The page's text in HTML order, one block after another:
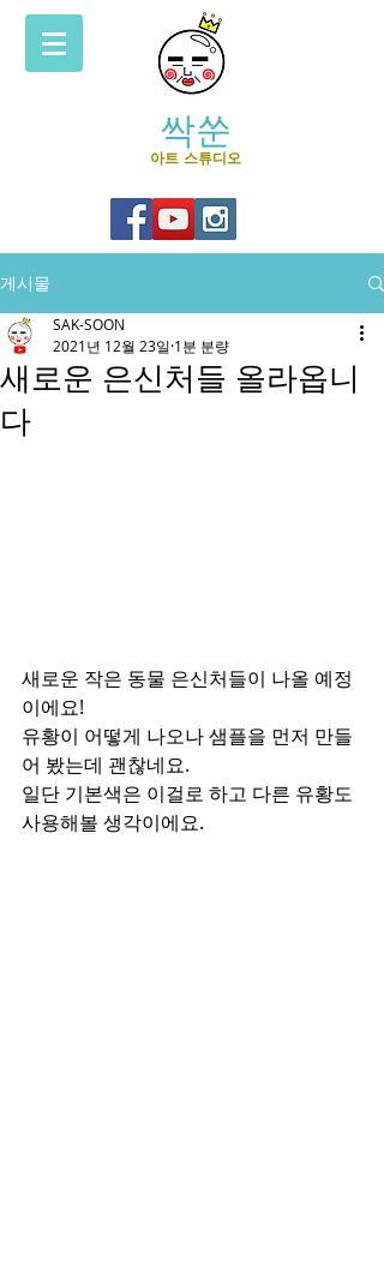
싹쑨
아트 스튜디오
게시물
새로운 은신처들 올라옵니
다
SAK-SOON
2021년 12월 23일 1분 분량
새로운 작은 동물 은신처들이 나올 예정
이에요!
유황이 어떻게 나오나 샘플을 먼저 만들
어 봤는데 괜찮네요.
일단 기본색은 이걸로 하고 다른 유황도
사용해볼 생각이에요.